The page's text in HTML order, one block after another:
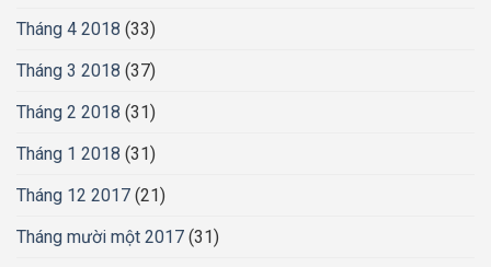
Tháng 4 2018 (33)
Tháng 3 2018 (37)
Tháng 2 2018 (31)
Tháng 1 2018 (31)
Tháng 12 2017 (21)
Tháng mười một 2017 (31)